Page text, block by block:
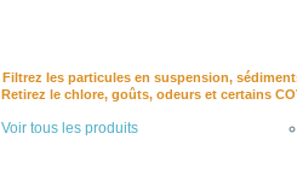
Filtrez les particules en suspension,
Retirez le chlore, goûts, odeurs et certains
Voir tous les produits